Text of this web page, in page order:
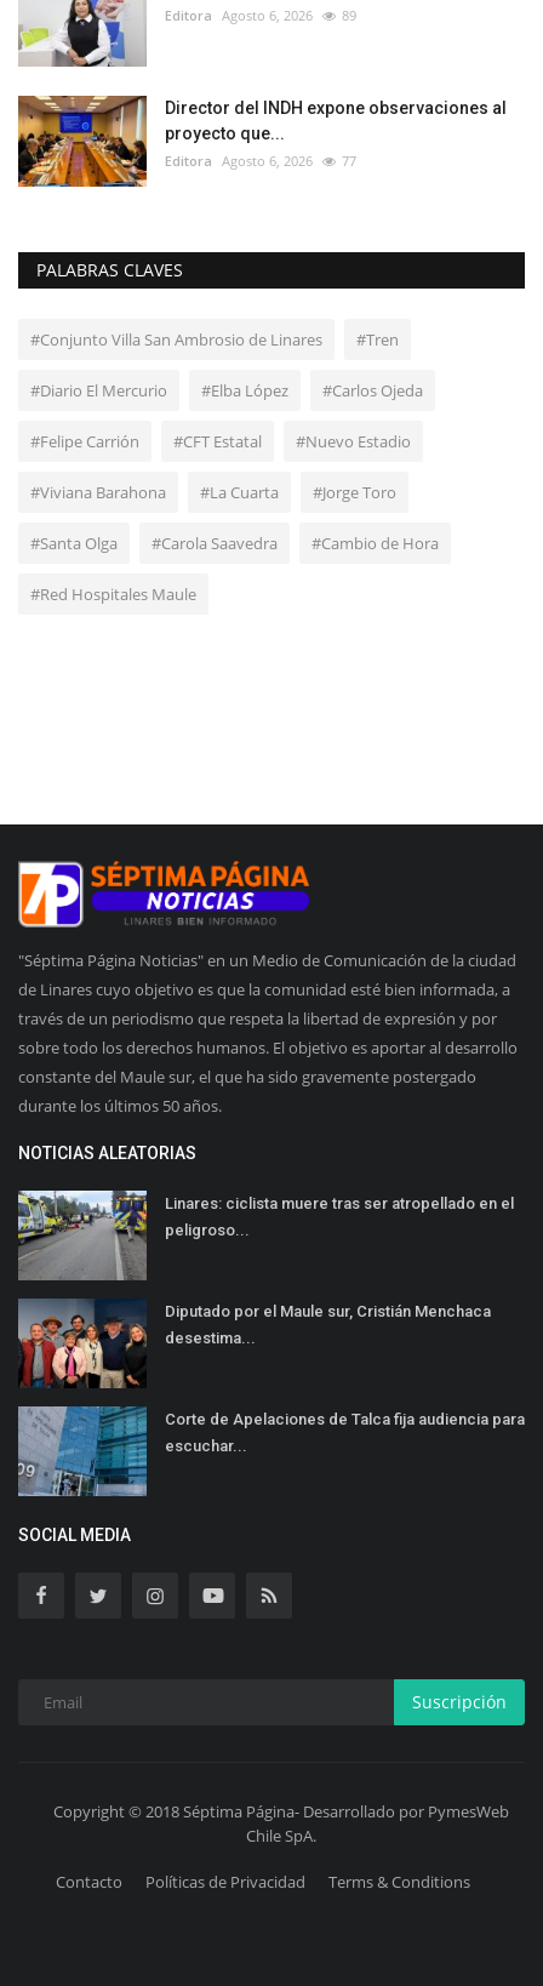
Editora Agosto 6, 2026 89
Director del INDH expone observaciones al
proyecto que...
Editora Agosto 6, 2026 77
PALABRAS CLAVES
#Conjunto Villa San Ambrosio de Linares #Tren
#Diario El Mercurio #Elba López #Carlos Ojeda
#Felipe Carrión #CFT Estatal #Nuevo Estadio
#Viviana Barahona #La Cuarta #Jorge Toro
#Santa Olga #Carola Saavedra #Cambio de Hora
#Red Hospitales Maule
"Séptima Página Noticias" en un Medio de Comunicación de la ciudad
de Linares cuyo objetivo es que la comunidad esté bien informada, a
través de un periodismo que respeta la libertad de expresión y por
sobre todo los derechos humanos. El objetivo es aportar al desarrollo
constante del Maule sur, el que ha sido gravemente postergado
durante los últimos 50 años.
NOTICIAS ALEATORIAS
Linares: ciclista muere tras ser atropellado en el
peligroso...
Diputado por el Maule sur, Cristián Menchaca
desestima...
Corte de Apelaciones de Talca fija audiencia para
escuchar...
SOCIAL MEDIA
Suscripción
Copyright © 2018 Séptima Página- Desarrollado por PymesWeb
Chile SpA.
Contacto Políticas de Privacidad Terms & Conditions